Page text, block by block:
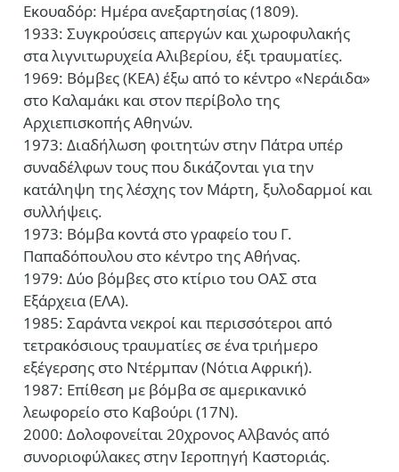
Εκουαδόρ: Ημέρα ανεξαρτησίας (1809).
1933: Συγκρούσεις απεργών και χωροφυλακής
στα λιγνιτωρυχεία Αλιβερίου, έξι τραυματίες.
1969: Βόμβες (ΚΕΑ) έξω από το κέντρο «Νεράιδα»
στο Καλαμάκι και στον περίβολο της
Αρχιεπισκοπής Αθηνών.
1973: Διαδήλωση φοιτητών στην Πάτρα υπέρ
συναδέλφων τους που δικάζονται για την
κατάληψη της λέσχης τον Μάρτη, ξυλοδαρμοί και
συλλήψεις.
1973: Βόμβα κοντά στο γραφείο του Γ.
Παπαδόπουλου στο κέντρο της Αθήνας.
1979: Δύο βόμβες στο κτίριο του ΟΑΣ στα
Εξάρχεια (ΕΛΑ).
1985: Σαράντα νεκροί και περισσότεροι από
τετρακόσιους τραυματίες σε ένα τριήμερο
εξέγερσης στο Ντέρμπαν (Νότια Αφρική).
1987: Επίθεση με βόμβα σε αμερικανικό
λεωφορείο στο Καβούρι (17Ν).
2000: Δολοφονείται 20χρονος Αλβανός από
συνοριοφύλακες στην Ιεροπηγή Καστοριάς.